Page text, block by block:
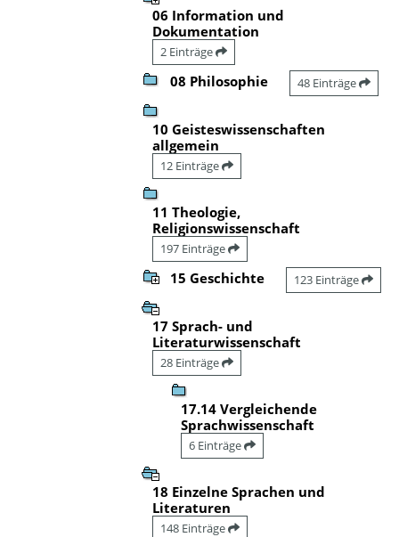
06 Information und
Dokumentation
2 Einträge
08 Philosophie 48 Einträge
10 Geisteswissenschaften
allgemein
12 Einträge
11 Theologie,
Religionswissenschaft
197 Einträge
15 Geschichte 123 Einträge
17 Sprach- und
Literaturwissenschaft
28 Einträge
17.14 Vergleichende
Sprachwissenschaft
6 Einträge
18 Einzelne Sprachen und
Literaturen
148 Einträge